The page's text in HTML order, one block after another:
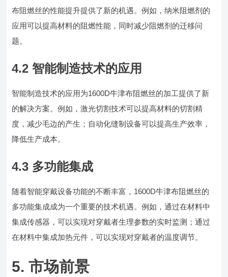
布阻燃丝的性能提升提供了新的机遇。例如，纳米阻燃剂的
应用可以提高材料的阻燃性能，同时减少阻燃剂的迁移问
题。
4.2 智能制造技术的应用
智能制造技术的应用为1600D牛津布阻燃丝的加工提供了新
的解决方案。例如，激光切割技术可以提高材料的切割精
度，减少毛边的产生；自动化缝制设备可以提高生产效率，
降低生产成本。
4.3 多功能集成
随着智能穿戴设备功能的不断丰富，1600D牛津布阻燃丝的
多功能集成成为一个重要的技术机遇。例如，通过在材料中
集成传感器，可以实现对穿戴者生理参数的实时监测；通过
在材料中集成加热元件，可以实现对穿戴者的温度调节。
5. 市场前景